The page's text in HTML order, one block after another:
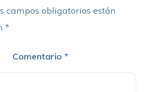
campos obligatorios están
*
Comentario *